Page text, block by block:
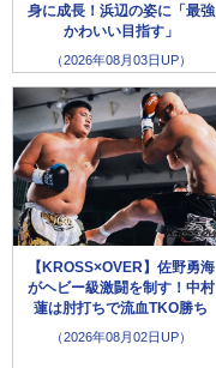
身に成長！浜辺の姿に「最強
かわいい目指す」
（2026年08月03日UP）
【KROSS×OVER】佐野勇海
がヘビー級激闘を制す！中村
蓮は肘打ちで流血TKO勝ち
（2026年08月02日UP）